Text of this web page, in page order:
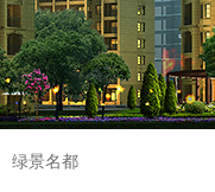
绿景名都